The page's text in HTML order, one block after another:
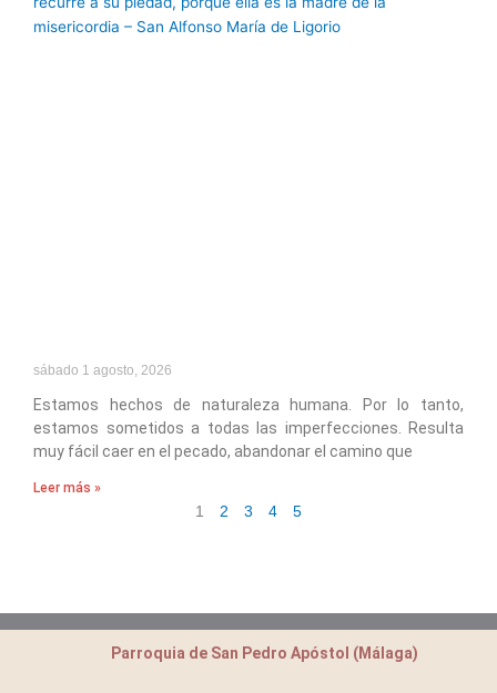
sábado 1 agosto, 2026
Estamos hechos de naturaleza humana. Por lo tanto,
estamos sometidos a todas las imperfecciones. Resulta
muy fácil caer en el pecado, abandonar el camino que
Leer más »
1 2 3 4 5
Parroquia de San Pedro Apóstol (Málaga)